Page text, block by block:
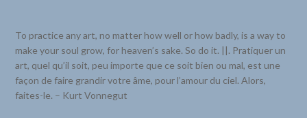
To practice any art, no matter how well or how badly, is a way to
make your soul grow, for heaven’s sake. So do it. ||. Pratiquer un
art, quel qu’il soit, peu importe que ce soit bien ou mal, est une
façon de faire grandir votre âme, pour l’amour du ciel. Alors,
faites-le. – Kurt Vonnegut